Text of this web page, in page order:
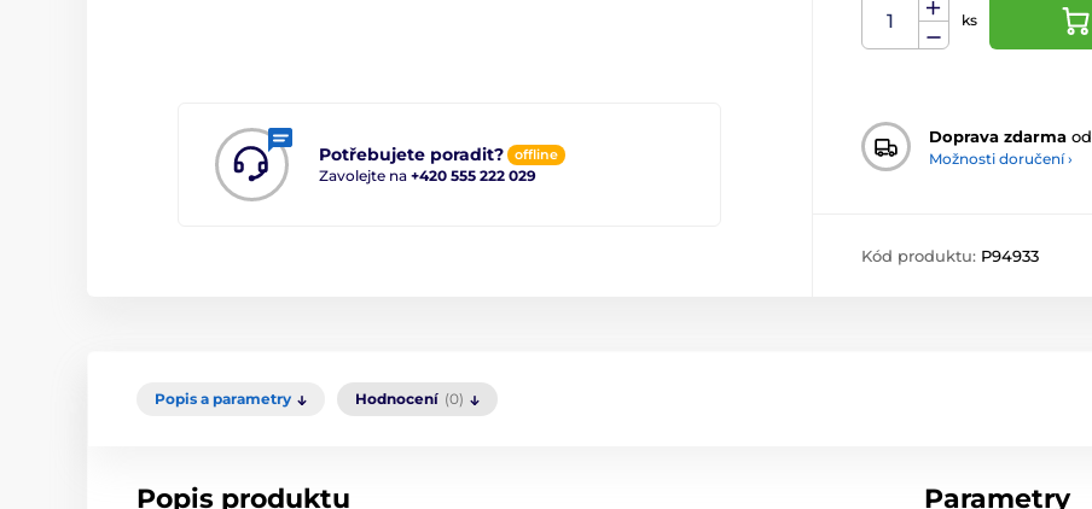
Potřebujete poradit? offline
Zavolejte na +420 555 222 029
ks
Doprava zdarma od
Možnosti doručení ›
Kód produktu: P94933
Popis a parametry Hodnocení (0)
Popis produktu Parametry